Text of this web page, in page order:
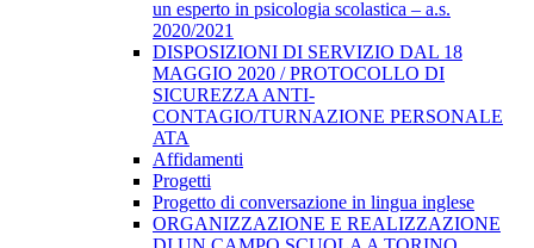
un esperto in psicologia scolastica – a.s.
2020/2021
DISPOSIZIONI DI SERVIZIO DAL 18
MAGGIO 2020 / PROTOCOLLO DI
SICUREZZA ANTI-
CONTAGIO/TURNAZIONE PERSONALE
ATA
Affidamenti
Progetti
Progetto di conversazione in lingua inglese
ORGANIZZAZIONE E REALIZZAZIONE